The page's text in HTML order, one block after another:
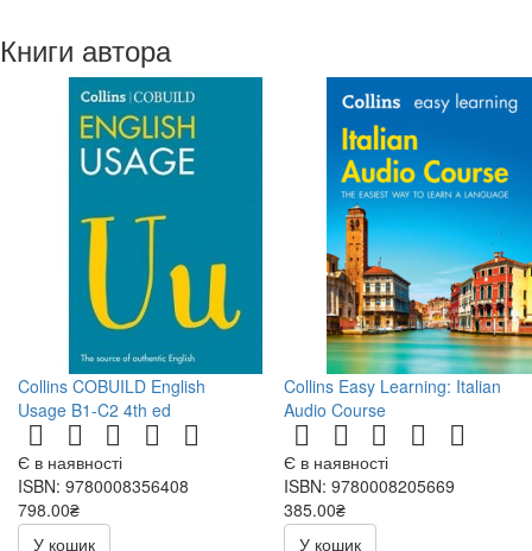
Книги автора
Collins COBUILD English
Usage B1-C2 4th ed
Є в наявності
ISBN: 9780008356408
798.00₴
1140.00₴
У кошик
Collins Easy Learning: Italian
Audio Course
Є в наявності
ISBN: 9780008205669
385.00₴
770.00₴
У кошик